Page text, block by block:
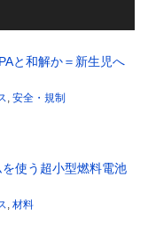
と和解か＝新生児へ
, 安全・規制
使う超小型燃料電池
, 材料